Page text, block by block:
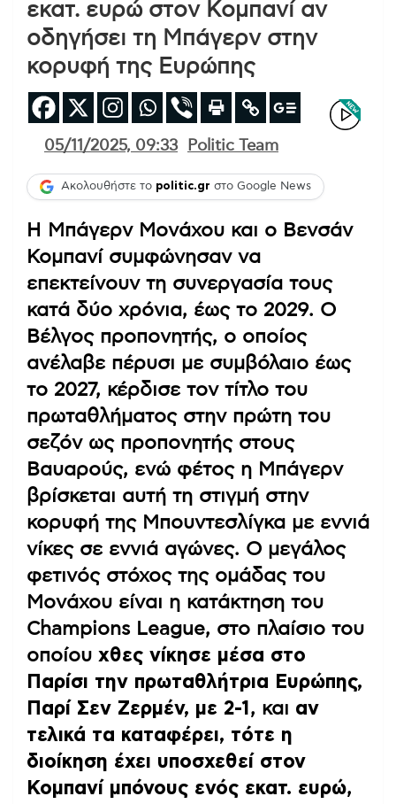
εκατ. ευρώ στον Κομπανί αν
οδηγήσει τη Μπάγερν στην
κορυφή της Ευρώπης
05/11/2025, 09:33 Politic Team
Ακολουθήστε το politic.gr στο Google News
Η Μπάγερν Μονάχου και ο Βενσάν
Κομπανί συμφώνησαν να
επεκτείνουν τη συνεργασία τους
κατά δύο χρόνια, έως το 2029. Ο
Βέλγος προπονητής, ο οποίος
ανέλαβε πέρυσι με συμβόλαιο έως
το 2027, κέρδισε τον τίτλο του
πρωταθλήματος στην πρώτη του
σεζόν ως προπονητής στους
Βαυαρούς, ενώ φέτος η Μπάγερν
βρίσκεται αυτή τη στιγμή στην
κορυφή της Μπουντεσλίγκα με εννιά
νίκες σε εννιά αγώνες. Ο μεγάλος
φετινός στόχος της ομάδας του
Μονάχου είναι η κατάκτηση του
Champions League, στο πλαίσιο του
οποίου χθες νίκησε μέσα στο
Παρίσι την πρωταθλήτρια Ευρώπης,
Παρί Σεν Ζερμέν, με 2-1 , και αν
τελικά τα καταφέρει, τότε η
διοίκηση έχει υποσχεθεί στον
Κομπανί μπόνους ενός εκατ. ευρώ,